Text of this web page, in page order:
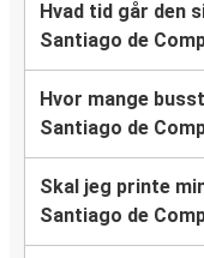
Hvad tid går den
Santiago de
Hvor mange
Santiago de
Skal jeg printe
Santiago de